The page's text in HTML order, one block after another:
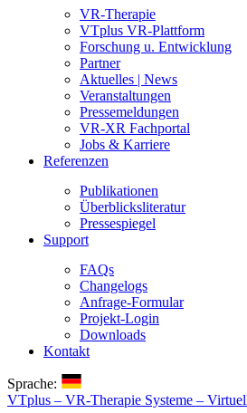
VR-Therapie
VTplus VR-Plattform
Forschung u. Entwicklung
Partner
Aktuelles | News
Veranstaltungen
Pressemeldungen
VR-XR Fachportal
Jobs & Karriere
Referenzen
Publikationen
Überblicksliteratur
Pressespiegel
Support
FAQs
Changelogs
Anfrage-Formular
Projekt-Login
Downloads
Kontakt
Sprache:
VTplus – VR-Therapie Systeme –